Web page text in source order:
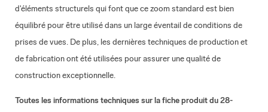
d'éléments structurels qui font que ce zoom standard est bien
équilibré pour être utilisé dans un large éventail de conditions de
prises de vues. De plus, les dernières techniques de production et
de fabrication ont été utilisées pour assurer une qualité de
construction exceptionnelle.
Toutes les informations techniques sur la fiche produit du 28-